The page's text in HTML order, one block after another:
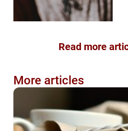
Read more
More articles